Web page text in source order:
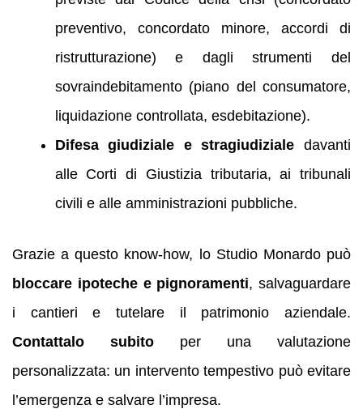
preventivo, concordato minore, accordi di
ristrutturazione) e dagli strumenti del
sovraindebitamento (piano del consumatore,
liquidazione controllata, esdebitazione).
Difesa giudiziale e stragiudiziale davanti
alle Corti di Giustizia tributaria, ai tribunali
civili e alle amministrazioni pubbliche.
Grazie a questo know‑how, lo Studio Monardo può
bloccare ipoteche e pignoramenti, salvaguardare
i cantieri e tutelare il patrimonio aziendale.
Contattalo subito per una valutazione
personalizzata: un intervento tempestivo può evitare
l’emergenza e salvare l’impresa.